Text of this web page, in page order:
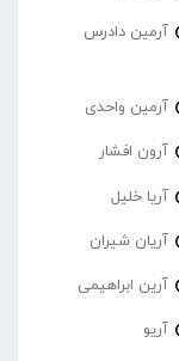
آرمین دادرس
آرمین واحدی
آرون افشار
آریا خلیل
آریان شیران
آرین ابراهیمی
آریو